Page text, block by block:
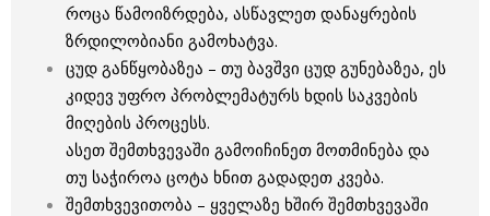
როცა წამოიზრდება, ასწავლეთ დანაყრების
ზრდილობიანი გამოხატვა.
ცუდ განწყობაზეა – თუ ბავშვი ცუდ გუნებაზეა, ეს
კიდევ უფრო პრობლემატურს ხდის საკვების
მიღების პროცესს.
ასეთ შემთხვევაში გამოიჩინეთ მოთმინება და
თუ საჭიროა ცოტა ხნით გადადეთ კვება.
შემთხვევითობა – ყველაზე ხშირ შემთხვევაში